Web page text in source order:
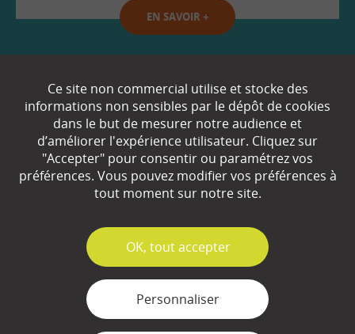
EN SAVOIR +
Partenaires
Espace Presse
Plan du site
Mentions légales
Ce site non commercial utilise et stocke des
informations non sensibles par le dépôt de cookies
dans le but de mesurer notre audience et
d’améliorer l'expérience utilisateur. Cliquez sur
"Accepter" pour consentir ou paramétrez vos
préférences. Vous pouvez modifier vos préférences à
tout moment sur notre site.
✓
OK, tout accepter
Personnaliser